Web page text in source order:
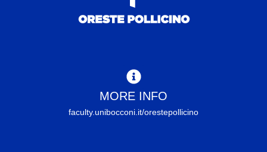
MORE INFO
faculty.unibocconi.it/orestepollicino